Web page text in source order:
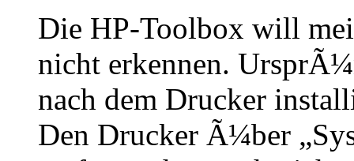
Die HP-Toolbox will
nicht erkennen.
nach dem Drucker
Den Drucker Ã¼ber